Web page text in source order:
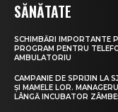
SĂNĂTATE
SCHIMBĂRI IMPORTANTE
PROGRAM PENTRU
AMBULATORIU
CAMPANIE DE SPRIJIN LA
ȘI MAMELE LOR.
LÂNGĂ INCUBATOR